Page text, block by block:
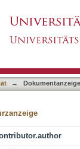
Iceland
→ Dokumentanzeige